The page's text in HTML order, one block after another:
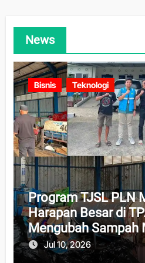
News
Bisnis Teknologi
Program TJSL PLN
Harapan Besar di
Mengubah Sampah
Peluang Ekonomi
Jul 10, 2026